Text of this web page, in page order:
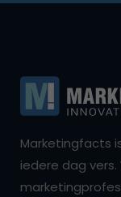
Marketingfacts
iedere dag